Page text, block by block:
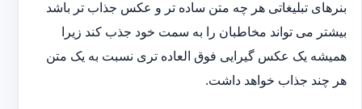
بنرهای تبلیغاتی هر چه متن ساده تر و عکس جذاب تر باشد
بیشتر می تواند مخاطبان را به سمت خود جذب کند زیرا
همیشه یک عکس گیرایی فوق العاده تری نسبت به یک متن
هر چند جذاب خواهد داشت.